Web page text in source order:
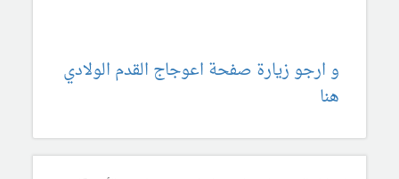
و ارجو زيارة صفحة اعوجاج القدم الولادي
هنا